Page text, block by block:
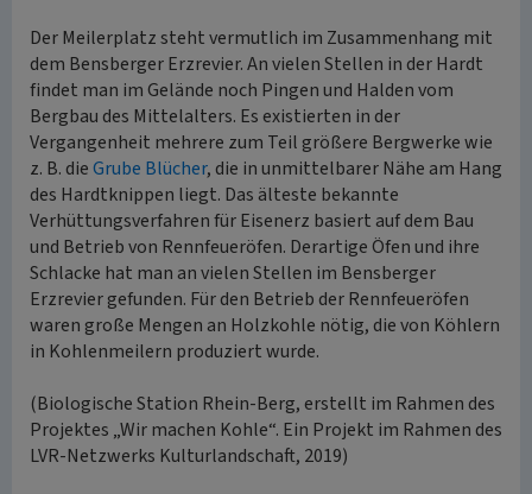
Der Meilerplatz steht vermutlich im Zusammenhang mit
dem Bensberger Erzrevier. An vielen Stellen in der Hardt
findet man im Gelände noch Pingen und Halden vom
Bergbau des Mittelalters. Es existierten in der
Vergangenheit mehrere zum Teil größere Bergwerke wie
z. B. dieGrube Blücher, die in unmittelbarer Nähe am Hang
des Hardtknippen liegt. Das älteste bekannte
Verhüttungsverfahren für Eisenerz basiert auf dem Bau
und Betrieb von Rennfeueröfen. Derartige Öfen und ihre
Schlacke hat man an vielen Stellen im Bensberger
Erzrevier gefunden. Für den Betrieb der Rennfeueröfen
waren große Mengen an Holzkohle nötig, die von Köhlern
in Kohlenmeilern produziert wurde.
(Biologische Station Rhein-Berg, erstellt im Rahmen des
Projektes „Wir machen Kohle“. Ein Projekt im Rahmen des
LVR-Netzwerks Kulturlandschaft, 2019)